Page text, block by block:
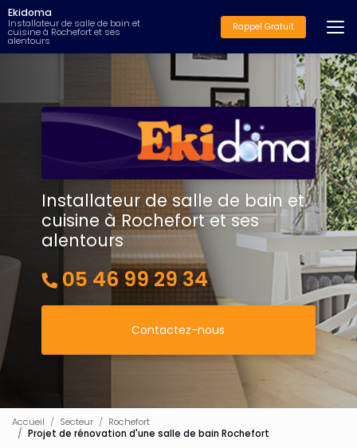
Aller
au
contenu
principal
Ekidoma
Installateur de salle de bain et
cuisine à Rochefort et ses
alentours
Rappel Gratuit
Installateur de salle de bain et
cuisine à Rochefort et ses
alentours
05 46 99 29 34
Contactez-nous
Accueil Secteur
Rochefort
Projet de rénovation d'une salle de bain Rochefort